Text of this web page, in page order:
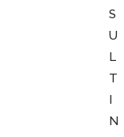
S
U
L
T
I
N